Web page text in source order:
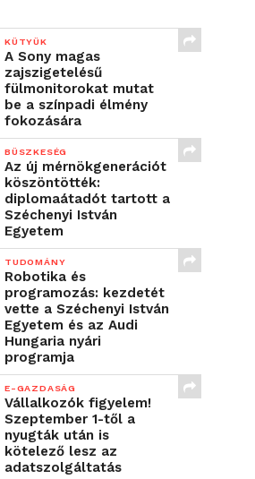
KÜTYÜK
A Sony magas
zajszigetelésű
fülmonitorokat mutat
be a színpadi élmény
fokozására
BÜSZKESÉG
Az új mérnökgenerációt
köszöntötték:
diplomaátadót tartott a
Széchenyi István
Egyetem
TUDOMÁNY
Robotika és
programozás: kezdetét
vette a Széchenyi István
Egyetem és az Audi
Hungaria nyári
programja
E-GAZDASÁG
Vállalkozók figyelem!
Szeptember 1-től a
nyugták után is
kötelező lesz az
adatszolgáltatás